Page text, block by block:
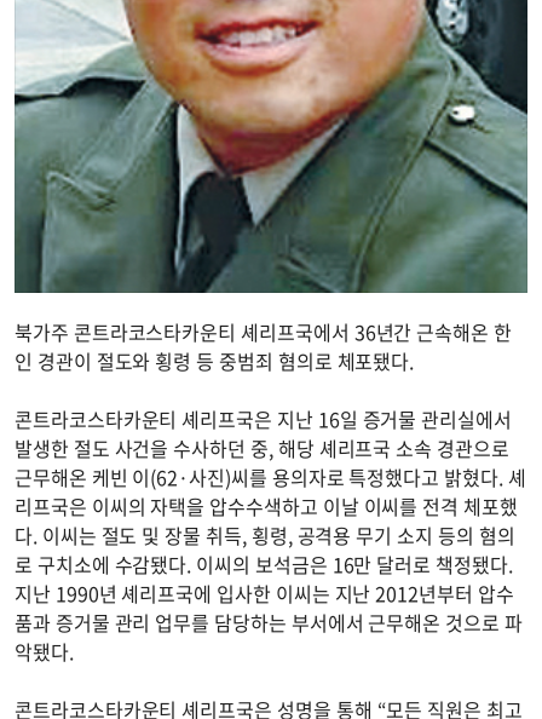
북가주 콘트라코스타카운티 셰리프국에서 36년간 근속해온 한
인 경관이 절도와 횡령 등 중범죄 혐의로 체포됐다.
콘트라코스타카운티 셰리프국은 지난 16일 증거물 관리실에서
발생한 절도 사건을 수사하던 중, 해당 셰리프국 소속 경관으로
근무해온 케빈 이(62·사진)씨를 용의자로 특정했다고 밝혔다. 셰
리프국은 이씨의 자택을 압수수색하고 이날 이씨를 전격 체포했
다. 이씨는 절도 및 장물 취득, 횡령, 공격용 무기 소지 등의 혐의
로 구치소에 수감됐다. 이씨의 보석금은 16만 달러로 책정됐다.
지난 1990년 셰리프국에 입사한 이씨는 지난 2012년부터 압수
품과 증거물 관리 업무를 담당하는 부서에서 근무해온 것으로 파
악됐다.
콘트라코스타카운티 셰리프국은 성명을 통해 “모든 직원은 최고